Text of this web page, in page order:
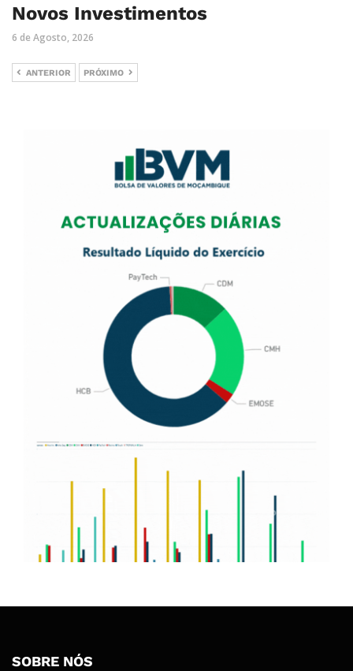
Novos Investimentos
6 de Agosto, 2026
ANTERIOR PRÓXIMO
SOBRE NÓS